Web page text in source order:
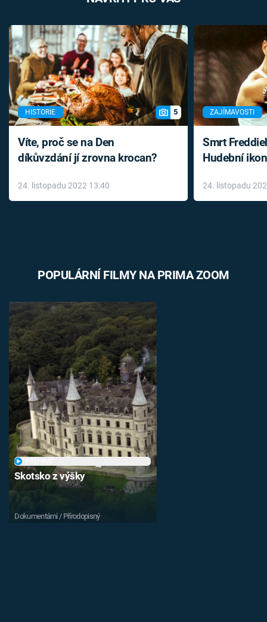
HISTORIE 5
Víte, proč se na Den
díkůvzdání jí zrovna krocan?
24. listopadu 2022 13:40
ZAJÍMAVOSTI
Smrt
Hudební
léky
24. listopadu
POPULÁRNÍ FILMY NA PRIMA ZOOM
Skotsko z výšky
Dokumentární / Přírodopisný